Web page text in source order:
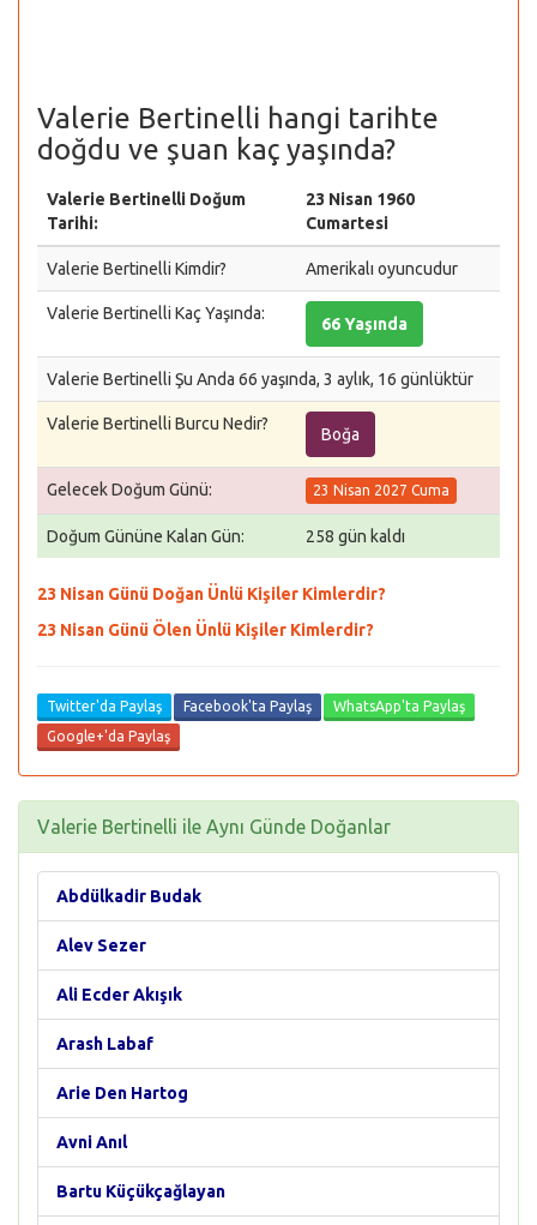
Valerie Bertinelli hangi tarihte
doğdu ve şuan kaç yaşında?
Valerie Bertinelli Doğum
Tarihi:
23 Nisan 1960
Cumartesi
Valerie Bertinelli Kimdir? Amerikalı oyuncudur
Valerie Bertinelli Kaç Yaşında:
66 Yaşında
Valerie Bertinelli Şu Anda 66 yaşında, 3 aylık, 16 günlüktür
Valerie Bertinelli Burcu Nedir?
Boğa
Gelecek Doğum Günü: 23 Nisan 2027 Cuma
Doğum Gününe Kalan Gün: 258 gün kaldı
23 Nisan Günü Doğan Ünlü Kişiler Kimlerdir?
23 Nisan Günü Ölen Ünlü Kişiler Kimlerdir?
Twitter'da Paylaş Facebook'ta Paylaş
WhatsApp'ta Paylaş
Google+'da Paylaş
Valerie Bertinelli ile Aynı Günde Doğanlar
Abdülkadir Budak
Alev Sezer
Ali Ecder Akışık
Arash Labaf
Arie Den Hartog
Avni Anıl
Bartu Küçükçağlayan